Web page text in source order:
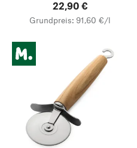
22,90 €
Grundpreis: 91,60 €/l